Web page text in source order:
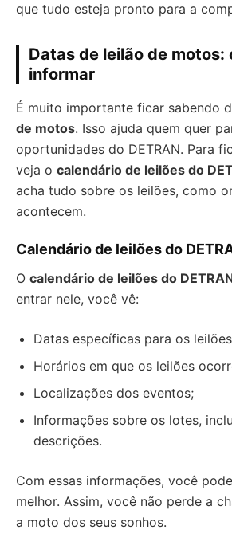
que tudo esteja pronto para a
Datas de leilão de motos:
informar
É muito importante ficar sabendo
de motos. Isso ajuda quem quer
oportunidades do DETRAN. Para
veja o calendário de leilões do
acha tudo sobre os leilões, como
acontecem.
Calendário de leilões do
O calendário de leilões do
entrar nele, você vê:
Datas específicas para os
Horários em que os leilões
Localizações dos eventos;
Informações sobre os lotes,
descrições.
Com essas informações, você
melhor. Assim, você não perde a
a moto dos seus sonhos.